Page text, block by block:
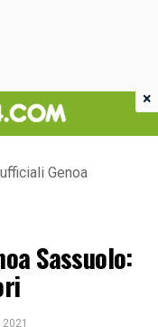
Genoa
Sassuolo:
×